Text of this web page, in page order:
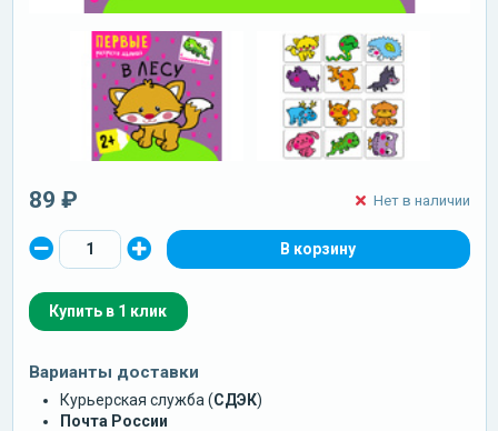
89 ₽ Нет в наличии
Купить в 1 клик
Варианты доставки
Курьерская служба (СДЭК)
Почта России